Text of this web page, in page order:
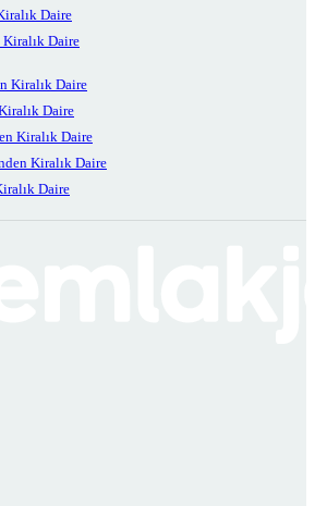
Daire
Daire
Kiralık Daire
Daire
Kiralık Daire
Kiralık Daire
Daire